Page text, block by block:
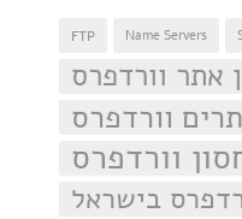
FTP Name Servers
אתר וורדפרס
וורדפרס
וורדפרס
בישראל